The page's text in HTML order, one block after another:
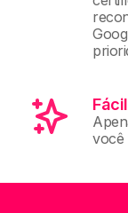
Fácil
você